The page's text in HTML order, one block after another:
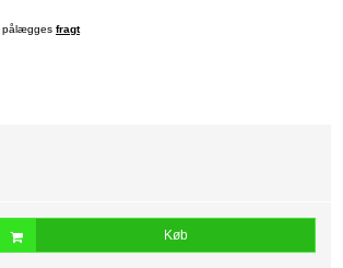
pålægges fragt
Køb